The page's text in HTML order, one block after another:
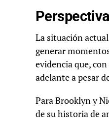
La situación
generar
evidencia que,
adelante a pesar
Para Brooklyn y
de su historia de